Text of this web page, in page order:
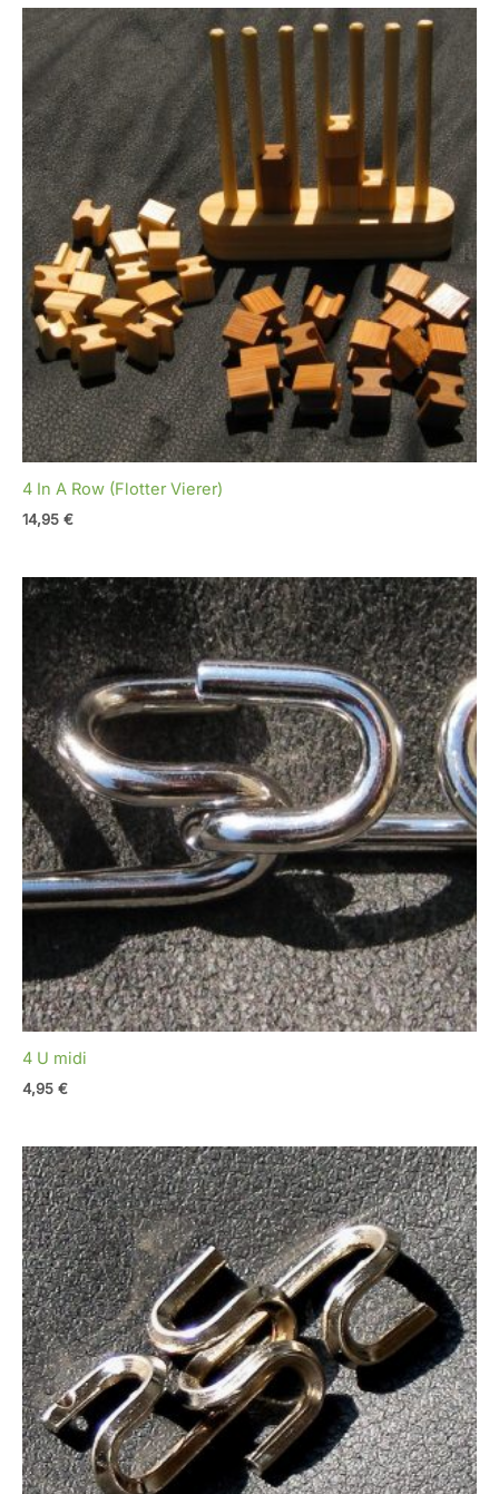
4 In A Row (Flotter Vierer)
14,95 €
4 U midi
4,95 €